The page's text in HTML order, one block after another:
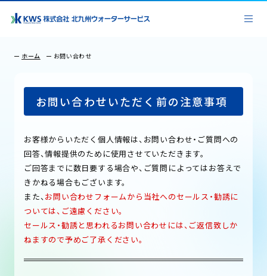
ホーム お問い合わせ
お問い合わせいただく前の注意事項
お客様からいただく個人情報は、お問い合わせ・ご質問への
回答、情報提供のために使用させていただきます。
ご回答までに数日要する場合や、ご質問によってはお答えで
きかねる場合もございます。
また、お問い合わせフォームから当社へのセールス・勧誘に
ついては、ご遠慮ください。
セールス・勧誘と思われるお問い合わせには、ご返信致しか
ねますので予めご了承ください。